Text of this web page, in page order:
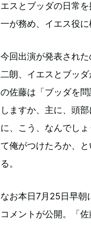
エスとブッダの日常
一が務め、イエス役
今回出演が発表され
二朗、イエスとブッ
の佐藤は「ブッダを
しますか、主に、頭
に、こう、なんでし
て俺がつけたろか、
る。
なお本日7月25日早
コメントが公開。「